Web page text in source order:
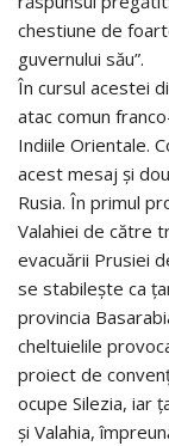
chestiune de
guvernului său”.
În cursul acestei
atac comun
Indiile Orientale.
acest mesaj și
Rusia. În primul
Valahiei de către
evacuării Prusiei
se stabilește ca
provincia
cheltuielile
proiect de
ocupe Silezia, iar
și Valahia,